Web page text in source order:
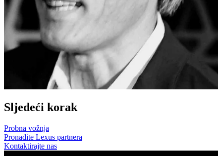
Sljedeći korak
Probna vožnja
Pronađite Lexus partnera
Kontaktirajte nas